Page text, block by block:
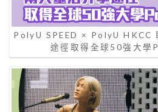
PolyU SPEED × PolyU HKCC
途徑取得全球50強大學